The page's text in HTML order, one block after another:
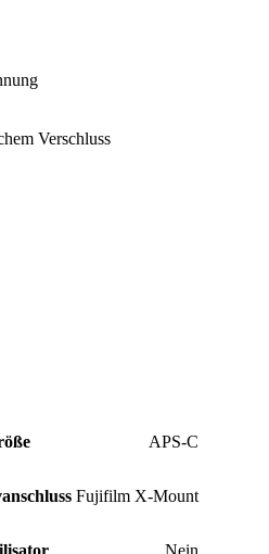
Verschluss
APS-C
Fujifilm X-Mount
Nein